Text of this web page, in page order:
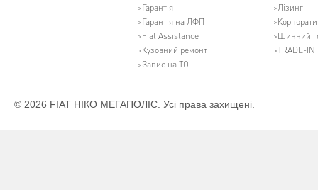
Гарантія
Гарантія на ЛФП
Fiat Assistance
Кузовний ремонт
Запис на ТО
Лізинг
Шинний
TRADE-IN
© 2026 FIAT НІКО МЕГАПОЛІС. Усі права захищені.